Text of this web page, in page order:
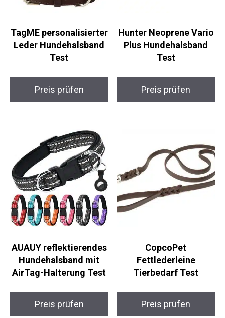
TagME personalisierter
Leder Hundehalsband
Test
Preis prüfen
Hunter Neoprene Vario
Plus Hundehalsband
Test
Preis prüfen
AUAUY reflektierendes
Hundehalsband mit
AirTag-Halterung Test
Preis prüfen
CopcoPet
Fettlederleine
Tierbedarf Test
Preis prüfen